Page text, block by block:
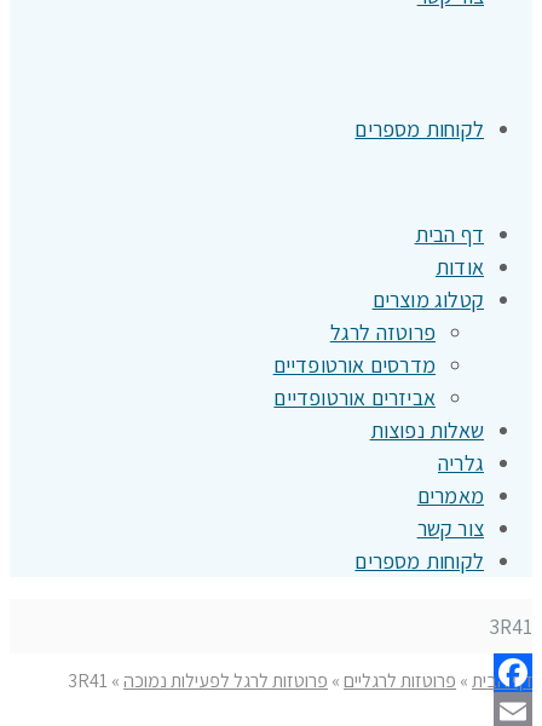
לקוחות מספרים
דף הבית
אודות
קטלוג מוצרים
פרוטזה לרגל
מדרסים אורטופדיים
אביזרים אורטופדיים
שאלות נפוצות
גלריה
מאמרים
צור קשר
לקוחות מספרים
3R41
דף הבית» פרוטזות לרגליים» פרוטזות לרגל לפעילות נמוכה»
3R41
Facebook